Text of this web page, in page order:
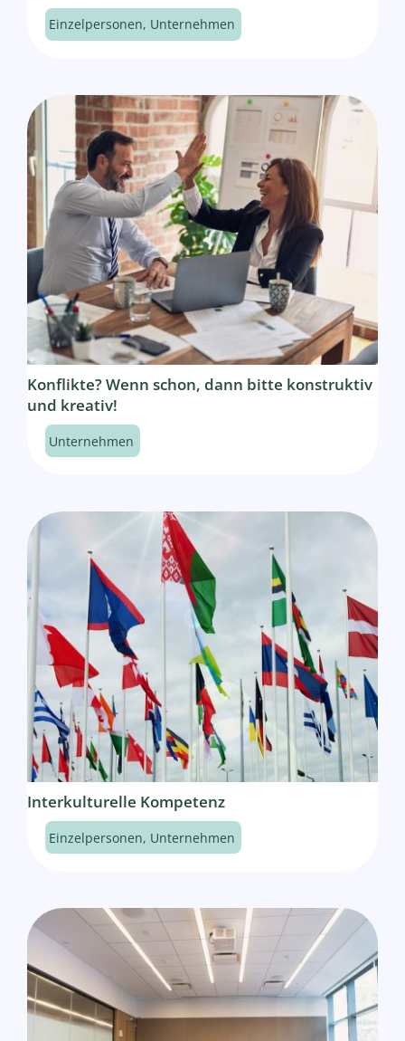
Einzelpersonen, Unternehmen
Konflikte? Wenn schon, dann bitte konstruktiv
und kreativ!
Unternehmen
Interkulturelle Kompetenz
Einzelpersonen, Unternehmen